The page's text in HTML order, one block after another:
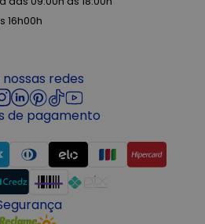
16h00h
nossas redes
de pagamento